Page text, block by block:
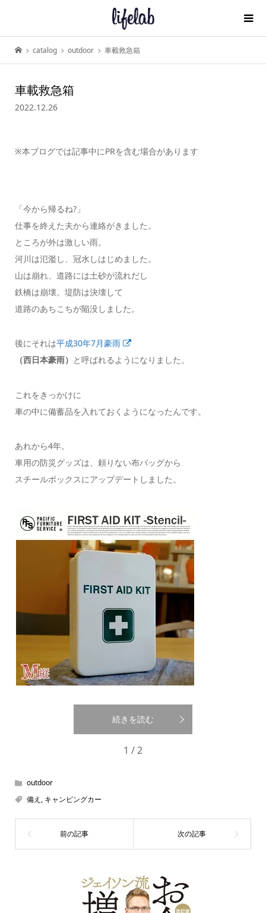
catalog outdoor 車載救急箱
車載救急箱
2022.12.26
※本ブログでは記事中にPRを含む場合があります
「今から帰るね?」
仕事を終えた夫から連絡がきました。
ところが外は激しい雨。
河川は氾濫し、冠水しはじめました。
山は崩れ、道路には土砂が流れだし
鉄橋は崩壊。堤防は決壊して
道路のあちこちが陥没しました。
後にそれは平成30年7月豪雨
（西日本豪雨） と呼ばれるようになりました。
これをきっかけに
車の中に備蓄品を入れておくようになったんです。
あれから4年。
車用の防災グッズは、頼りない布バッグから
スチールボックスにアップデートしました。
続きを読む
1 / 2
outdoor
備え , キャンピングカー